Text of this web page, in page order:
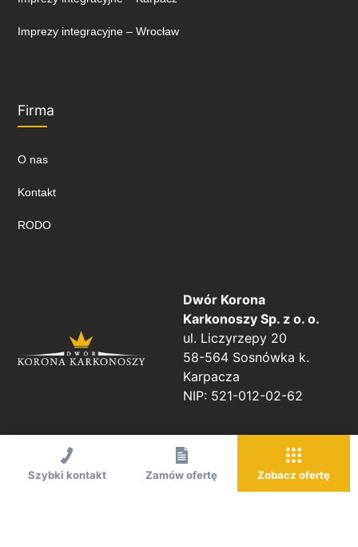
Imprezy integracyjne – Wrocław
Firma
O nas
Kontakt
RODO
Dwór Korona
Karkonoszy Sp. z o. o.
ul. Liczyrzepy 20
58-564 Sosnówka k.
Karpacza
NIP: 521-012-02-62
Szybki kontakt Zamów ofertę Zobacz ofertę